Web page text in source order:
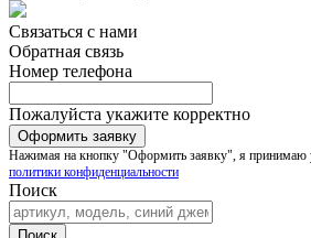
Связаться с нами
Обратная связь
Номер телефона
Пожалуйста укажите корректно
Нажимая на кнопку "Оформить заявку", я принимаю
политики конфиденциальности
Поиск